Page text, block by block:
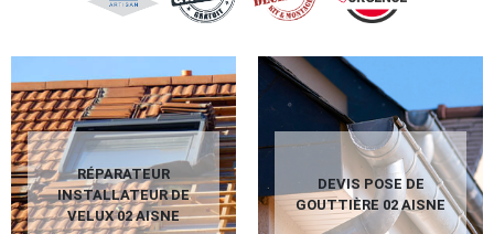
RÉPARATEUR
INSTALLATEUR DE
VELUX 02 AISNE
DEVIS POSE DE
GOUTTIÈRE 02 AISNE